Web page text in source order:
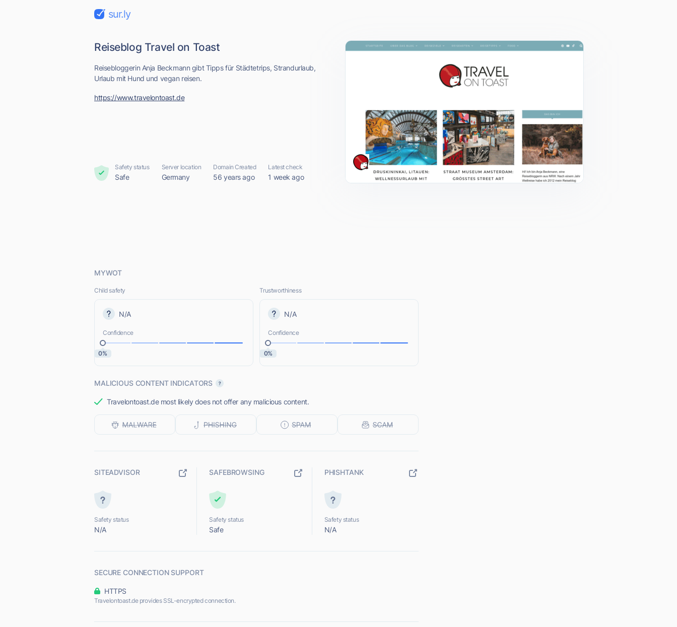
sur.ly
Reiseblog Travel on Toast
Reisebloggerin Anja Beckmann gibt Tipps für Städtetrips, Strandurlaub,
Urlaub mit Hund und vegan reisen.
https://www.travelontoast.de
Safety status
Safe
Server location
Germany
Domain Created
56 years ago
Latest check
1 week ago
MYWOT
Child safety
N/A
Confidence
0%
Trustworthiness
N/A
Confidence
0%
MALICIOUS CONTENT INDICATORS
Travelontoast.de most likely does not offer any malicious content.
SITEADVISOR
Safety status
N/A
SAFEBROWSING
Safety status
Safe
PHISHTANK
Safety status
N/A
SECURE CONNECTION SUPPORT
HTTPS
Travelontoast.de provides SSL-encrypted connection.